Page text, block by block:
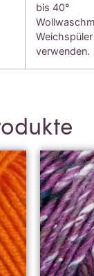
bis 40°
Weichspüler
verwenden.